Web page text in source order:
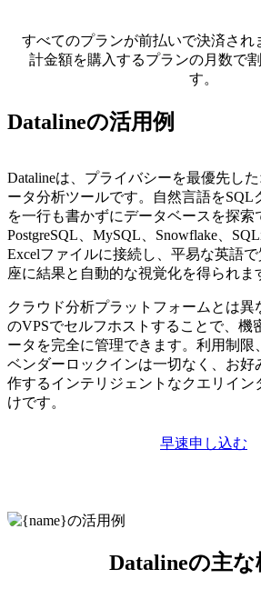
すべてのプランが前払いで決済され
計金額を購入するプランの月数で
す。
Datalineの活用例
Datalineは、プライバシーを最優先し
ータ分析ツールです。自然言語をSQL
を一行も書かずにデータベースを探索
PostgreSQL、MySQL、Snowflake、
Excelファイルに接続し、平易な英語
座に結果と自動的な視覚化を得られま
クラウド分析プラットフォームとは異
のVPSでセルフホストすることで、機
ータを完全に管理できます。利用制限
ベンダーロックインは一切なく、お好
作するインテリジェントなクエリイン
けです。
早速申し込む
Datalineの主な